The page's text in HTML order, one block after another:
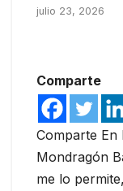
julio 23, 2026
Comparte
Comparte En
Mondragón
me lo